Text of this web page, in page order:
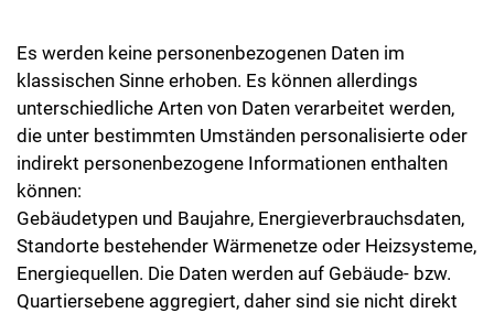
Es werden keine personenbezogenen Daten im
klassischen Sinne erhoben. Es können allerdings
unterschiedliche Arten von Daten verarbeitet werden,
die unter bestimmten Umständen personalisierte oder
indirekt personenbezogene Informationen enthalten
können:
Gebäudetypen und Baujahre, Energieverbrauchsdaten,
Standorte bestehender Wärmenetze oder Heizsysteme,
Energiequellen. Die Daten werden auf Gebäude- bzw.
Quartiersebene aggregiert, daher sind sie nicht direkt